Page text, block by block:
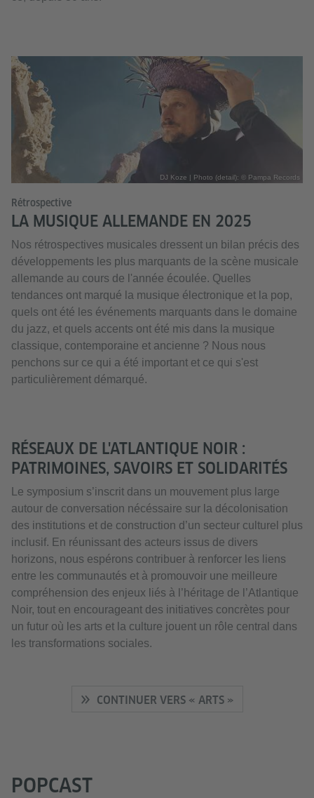
DJ Koze | Photo (detail): © Pampa Records
Rétrospective
LA MUSIQUE ALLEMANDE EN 2025
Nos rétrospectives musicales dressent un bilan précis des
développements les plus marquants de la scène musicale
allemande au cours de l'année écoulée. Quelles
tendances ont marqué la musique électronique et la pop,
quels ont été les événements marquants dans le domaine
du jazz, et quels accents ont été mis dans la musique
classique, contemporaine et ancienne ? Nous nous
penchons sur ce qui a été important et ce qui s'est
particulièrement démarqué.
RÉSEAUX DE L'ATLANTIQUE NOIR :
PATRIMOINES, SAVOIRS ET SOLIDARITÉS
Le symposium s’inscrit dans un mouvement plus large
autour de conversation nécéssaire sur la décolonisation
des institutions et de construction d’un secteur culturel plus
inclusif. En réunissant des acteurs issus de divers
horizons, nous espérons contribuer à renforcer les liens
entre les communautés et à promouvoir une meilleure
compréhension des enjeux liés à l’héritage de l’Atlantique
Noir, tout en encourageant des initiatives concrètes pour
un futur où les arts et la culture jouent un rôle central dans
les transformations sociales.
CONTINUER VERS « ARTS »
POPCAST